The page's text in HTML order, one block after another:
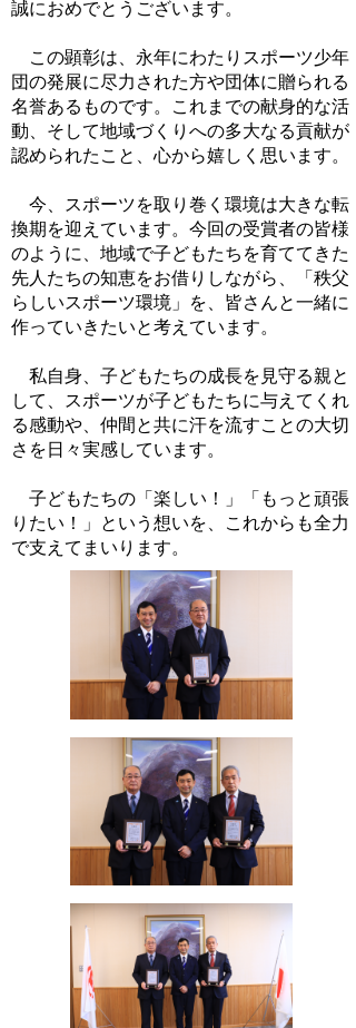
誠におめでとうございます。
この顕彰は、永年にわたりスポーツ少年
団の発展に尽力された方や団体に贈られる
名誉あるものです。これまでの献身的な活
動、そして地域づくりへの多大なる貢献が
認められたこと、心から嬉しく思います。
今、スポーツを取り巻く環境は大きな転
換期を迎えています。今回の受賞者の皆様
のように、地域で子どもたちを育ててきた
先人たちの知恵をお借りしながら、「秩父
らしいスポーツ環境」を、皆さんと一緒に
作っていきたいと考えています。
私自身、子どもたちの成長を見守る親と
して、スポーツが子どもたちに与えてくれ
る感動や、仲間と共に汗を流すことの大切
さを日々実感しています。
子どもたちの「楽しい！」「もっと頑張
りたい！」という想いを、これからも全力
で支えてまいります。